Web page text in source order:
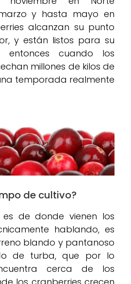
y hasta mayo en
alcanzan su punto
y están listos para su
entonces cuando los
millones de kilos de
temporada realmente
de cultivo?
es de donde vienen los
hablando, es
blando y pantanoso
de turba, que por lo
cerca de los